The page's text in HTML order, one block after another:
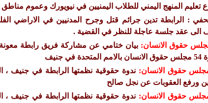
تعليم المنهج اليمني للطلاب اليمنيين في نيويورك وعموم مناطق
: الرابطة تدين جرائم قتل وجرح المدنيين في الاراضي
الى عقد جلسة عاجلة للنظر في القضية .
حقوق الانسان:بيان ختامي عن مشاركة فريق رابطة
حقوق الانسان: ندوة حقوقية نظمتها الرابطة في جنيف
ورفع العقوبات عن نجل صالح
حقوق الانسان: ندوة حقوقية نظمتها الرابطة في جنيف